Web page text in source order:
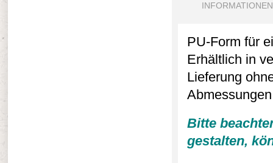
INFORMATIONEN
PU-Form für
Erhältlich in
Lieferung
Bitte
gestalten,